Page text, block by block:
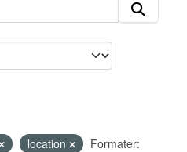
location
Formater: